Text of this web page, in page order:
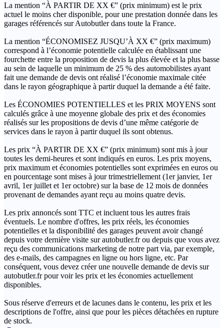
La mention “À PARTIR DE XX €” (prix minimum) est le prix
actuel le moins cher disponible, pour une prestation donnée dans les
garages référencés sur Autobutler dans toute la France.
La mention “ÉCONOMISEZ JUSQU’À XX €” (prix maximum)
correspond à l’économie potentielle calculée en établissant une
fourchette entre la proposition de devis la plus élevée et la plus basse
au sein de laquelle un minimum de 25 % des automobilistes ayant
fait une demande de devis ont réalisé l’économie maximale citée
dans le rayon géographique à partir duquel la demande a été faite.
Les ÉCONOMIES POTENTIELLES et les PRIX MOYENS sont
calculés grâce à une moyenne globale des prix et des économies
réalisés sur les propositions de devis d’une même catégorie de
services dans le rayon à partir duquel ils sont obtenus.
Les prix “À PARTIR DE XX €” (prix minimum) sont mis à jour
toutes les demi-heures et sont indiqués en euros. Les prix moyens,
prix maximum et économies potentielles sont exprimées en euros ou
en pourcentage sont mises à jour trimestriellement (1er janvier, 1er
avril, 1er juillet et 1er octobre) sur la base de 12 mois de données
provenant de demandes ayant reçu au moins quatre devis.
Les prix annoncés sont TTC et incluent tous les autres frais
éventuels. Le nombre d'offres, les prix réels, les économies
potentielles et la disponibilité des garages peuvent avoir changé
depuis votre dernière visite sur autobutler.fr ou depuis que vous avez
reçu des communications marketing de notre part via, par exemple,
des e-mails, des campagnes en ligne ou hors ligne, etc. Par
conséquent, vous devez créer une nouvelle demande de devis sur
autobutler.fr pour voir les prix et les économies actuellement
disponibles.
Sous réserve d'erreurs et de lacunes dans le contenu, les prix et les
descriptions de l'offre, ainsi que pour les pièces détachées en rupture
de stock.